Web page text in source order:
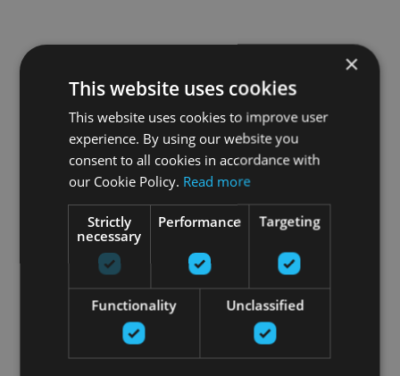
×
This website uses cookies
This website uses cookies to improve user
experience. By using our website you
consent to all cookies in accordance with
our Cookie Policy. Read more
Strictly
necessary
Performance Targeting
Functionality Unclassified